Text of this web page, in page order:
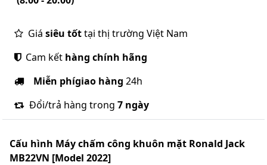
Giá siêu tốttại thị trường Việt Nam
Cam kết hàng chính hãng
Miễn phígiao hàng 24h
Đổi/trả hàng trong 7 ngày
Cấu hình Máy chấm công khuôn mặt Ronald Jack
MB22VN [Model 2022]